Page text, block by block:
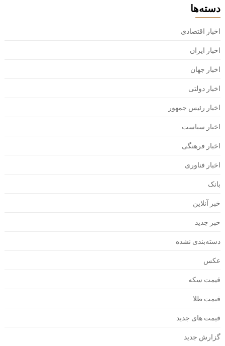
دسته‌ها
اخبار اقتصادی
اخبار ایران
اخبار جهان
اخبار دولتی
اخبار رئیس جمهور
اخبار سیاست
اخبار فرهنگی
اخبار فناوری
بانک
خبر آنلاین
خبر جدید
دسته‌بندی نشده
عکس
قیمت سکه
قیمت طلا
قیمت های جدید
گزارش جدید